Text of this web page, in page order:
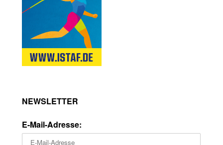
NEWSLETTER
E-Mail-Adresse: